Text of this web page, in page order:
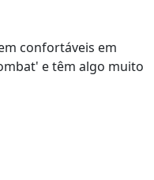
confortáveis em
e têm algo muito